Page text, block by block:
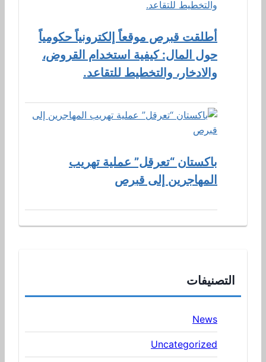
أطلقت قبرص موقعاً إلكترونياً حكومياً
حول المال: كيفية استخدام القروض،
والادخار، والتخطيط للتقاعد.
باكستان “تعرقل” عملية تهريب
المهاجرين إلى قبرص
التصنيفات
News
Uncategorized